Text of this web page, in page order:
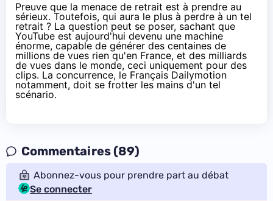
Preuve que la menace de retrait est à prendre au
sérieux. Toutefois, qui aura le plus à perdre à un tel
retrait ? La question peut se poser, sachant que
YouTube est aujourd'hui devenu une machine
énorme, capable de générer des centaines de
millions de vues rien qu'en France, et des milliards
de vues dans le monde, ceci uniquement pour des
clips. La concurrence, le Français Dailymotion
notamment, doit se frotter les mains d'un tel
scénario.
Commentaires (89)
Abonnez-vous pour prendre part au débat
Se connecter